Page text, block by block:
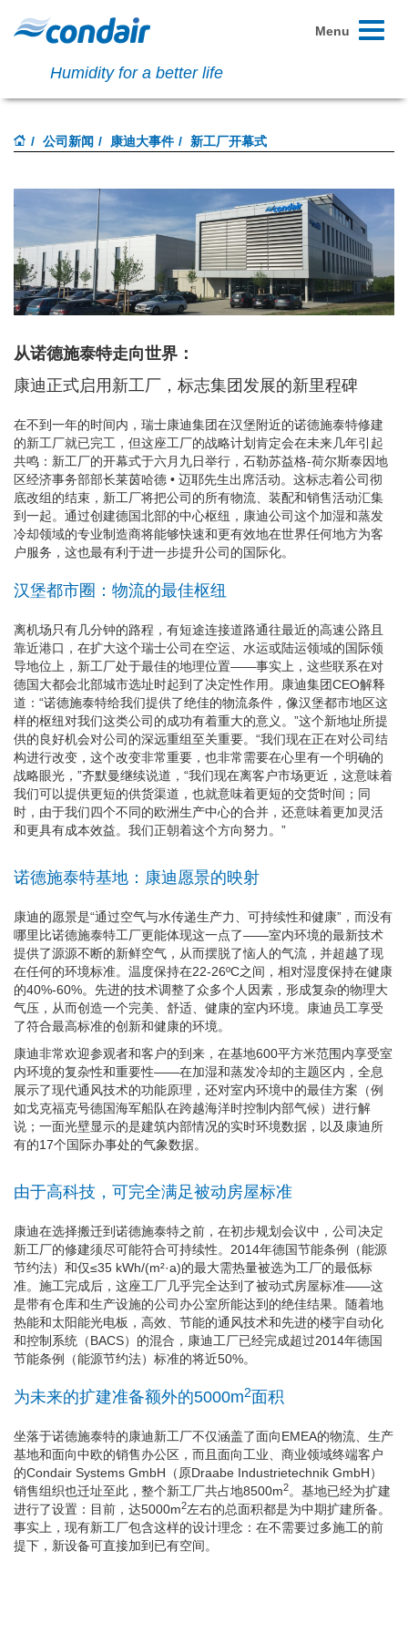
Humidity for a better life
Toggle
Menu
公司新闻 康迪大事件 新工厂开幕式
从诺德施泰特走向世界：
康迪正式启用新工厂，标志集团发展的新里程碑
在不到一年的时间内，瑞士康迪集团在汉堡附近的诺德施泰特修建
的新工厂就已完工，但这座工厂的战略计划肯定会在未来几年引起
共鸣：新工厂的开幕式于六月九日举行，石勒苏益格-荷尔斯泰因地
区经济事务部部长莱茵哈德 • 迈耶先生出席活动。这标志着公司彻
底改组的结束，新工厂将把公司的所有物流、装配和销售活动汇集
到一起。通过创建德国北部的中心枢纽，康迪公司这个加湿和蒸发
冷却领域的专业制造商将能够快速和更有效地在世界任何地方为客
户服务，这也最有利于进一步提升公司的国际化。
汉堡都市圈：物流的最佳枢纽
离机场只有几分钟的路程，有短途连接道路通往最近的高速公路且
靠近港口，在扩大这个瑞士公司在空运、水运或陆运领域的国际领
导地位上，新工厂处于最佳的地理位置——事实上，这些联系在对
德国大都会北部城市选址时起到了决定性作用。康迪集团CEO解释
道：“诺德施泰特给我们提供了绝佳的物流条件，像汉堡都市地区这
样的枢纽对我们这类公司的成功有着重大的意义。”这个新地址所提
供的良好机会对公司的深远重组至关重要。“我们现在正在对公司结
构进行改变，这个改变非常重要，也非常需要在心里有一个明确的
战略眼光，”齐默曼继续说道，“我们现在离客户市场更近，这意味着
我们可以提供更短的供货渠道，也就意味着更短的交货时间；同
时，由于我们四个不同的欧洲生产中心的合并，还意味着更加灵活
和更具有成本效益。我们正朝着这个方向努力。”
诺德施泰特基地：康迪愿景的映射
康迪的愿景是“通过空气与水传递生产力、可持续性和健康”，而没有
哪里比诺德施泰特工厂更能体现这一点了——室内环境的最新技术
提供了源源不断的新鲜空气，从而摆脱了恼人的气流，并超越了现
在任何的环境标准。温度保持在22-26ºC之间，相对湿度保持在健康
的40%-60%。先进的技术调整了众多个人因素，形成复杂的物理大
气压，从而创造一个完美、舒适、健康的室内环境。康迪员工享受
了符合最高标准的创新和健康的环境。
康迪非常欢迎参观者和客户的到来，在基地600平方米范围内享受室
内环境的复杂性和重要性——在加湿和蒸发冷却的主题区内，全息
展示了现代通风技术的功能原理，还对室内环境中的最佳方案（例
如戈克福克号德国海军船队在跨越海洋时控制内部气候）进行解
说；一面光壁显示的是建筑内部情况的实时环境数据，以及康迪所
有的17个国际办事处的气象数据。
由于高科技，可完全满足被动房屋标准
康迪在选择搬迁到诺德施泰特之前，在初步规划会议中，公司决定
新工厂的修建须尽可能符合可持续性。2014年德国节能条例（能源
节约法）和仅≤35 kWh/(m²·a)的最大需热量被选为工厂的最低标
准。施工完成后，这座工厂几乎完全达到了被动式房屋标准——这
是带有仓库和生产设施的公司办公室所能达到的绝佳结果。随着地
热能和太阳能光电板，高效、节能的通风技术和先进的楼宇自动化
和控制系统（BACS）的混合，康迪工厂已经完成超过2014年德国
节能条例（能源节约法）标准的将近50%。
为未来的扩建准备额外的5000m2面积
坐落于诺德施泰特的康迪新工厂不仅涵盖了面向EMEA的物流、生产
基地和面向中欧的销售办公区，而且面向工业、商业领域终端客户
的Condair Systems GmbH（原Draabe Industrietechnik GmbH）
销售组织也迁址至此，整个新工厂共占地8500m2。基地已经为扩建
进行了设置：目前，达5000m2左右的总面积都是为中期扩建所备。
事实上，现有新工厂包含这样的设计理念：在不需要过多施工的前
提下，新设备可直接加到已有空间。